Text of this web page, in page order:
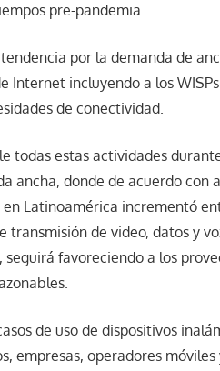
pre-pandemia.
por la demanda de
Internet incluyendo a los
de conectividad.
todas estas actividades
ancha, donde de acuerdo con
Latinoamérica incrementó
transmisión de video, datos y
seguirá favoreciendo a los
de uso de dispositivos
empresas, operadores móviles